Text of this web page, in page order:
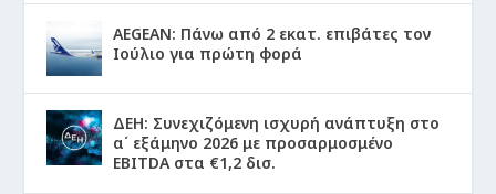
AEGEAN: Πάνω από 2 εκατ. επιβάτες τον
Ιούλιο για πρώτη φορά
ΔΕΗ: Συνεχιζόμενη ισχυρή ανάπτυξη στο
α΄ εξάμηνο 2026 με προσαρμοσμένο
EBITDA στα €1,2 δισ.